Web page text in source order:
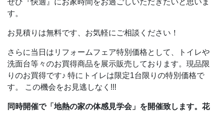
す。
お見積りは無料です、お気軽にご相談ください！
さらに当日はリフォームフェア特別価格として、トイレや
洗面台等々のお買得商品を展示販売しております。現品限
りのお買得です♪ 特にトイレは限定1台限りの特別価格で
す。 この機会をお見逃しなく!!!
同時開催で「地熱の家の体感見学会」を開催致します。花